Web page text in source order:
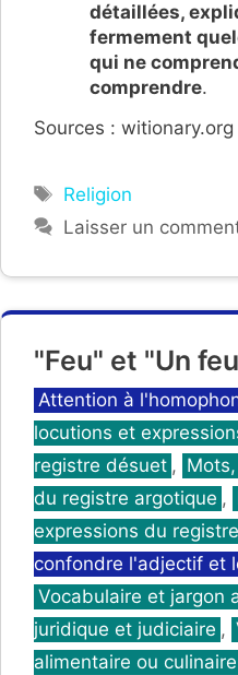
détaillées,
fermement
qui ne
comprendre.
Sources : witionary.org
Étiquettes
Religion
Laisser un
"Feu" et "Un
Catégories
Attention à
locutions et
registre désuet ,
du registre argotique ,
expressions du
confondre l'adjectif et
Vocabulaire et jargon
juridique et judiciaire ,
alimentaire ou culinaire